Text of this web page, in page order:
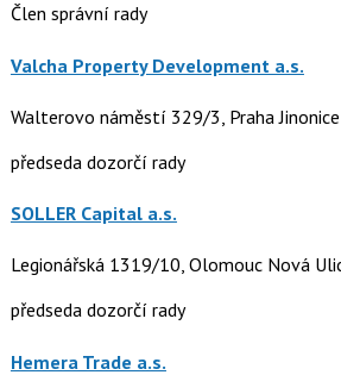
Člen správní rady
Valcha Property Development a.s.
Walterovo náměstí 329/3, Praha
předseda dozorčí rady
SOLLER Capital a.s.
Legionářská 1319/10, Olomouc Nová
předseda dozorčí rady
Hemera Trade a.s.